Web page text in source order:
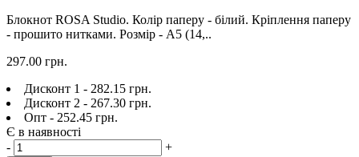
Блокнот ROSA Studio. Колір паперу - білий. Кріплення паперу
- прошито нитками. Розмір - A5 (14,..
297.00 грн.
Дисконт 1 - 282.15 грн.
Дисконт 2 - 267.30 грн.
Опт - 252.45 грн.
Є в наявності
-
+